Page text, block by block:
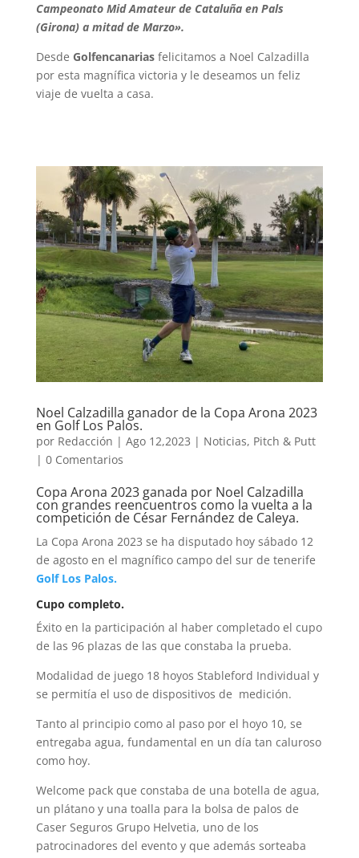
Campeonato Mid Amateur de Cataluña en Pals
(Girona) a mitad de Marzo».
Desde Golfencanariasfelicitamos a Noel Calzadilla
por esta magnífica victoria y le deseamos un feliz
viaje de vuelta a casa.
Noel Calzadilla ganador de la Copa Arona 2023
en Golf Los Palos.
por Redacción | Ago 12,2023 | Noticias, Pitch & Putt
| 0 Comentarios
Copa Arona 2023 ganada por Noel Calzadilla
con grandes reencuentros como la vuelta a la
competición de César Fernández de Caleya.
La Copa Arona 2023 se ha disputado hoy sábado 12
de agosto en el magnífico campo del sur de tenerife
Golf Los Palos.
Cupo completo.
Éxito en la participación al haber completado el cupo
de las 96 plazas de las que constaba la prueba.
Modalidad de juego 18 hoyos Stableford Individual y
se permitía el uso de dispositivos de medición.
Tanto al principio como al paso por el hoyo 10, se
entregaba agua, fundamental en un día tan caluroso
como hoy.
Welcome pack que constaba de una botella de agua,
un plátano y una toalla para la bolsa de palos de
Caser Seguros Grupo Helvetia, uno de los
patrocinadores del evento y que además sorteaba